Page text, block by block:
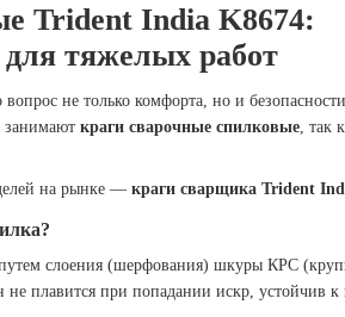
Trident India K8674:
тяжелых работ
не только комфорта, но и безопасности
занимают краги сварочные спилковые ,
на рынке — краги сварщика Trident
слоения (шерфования) шкуры КРС
не плавится при попадании искр, устойчив